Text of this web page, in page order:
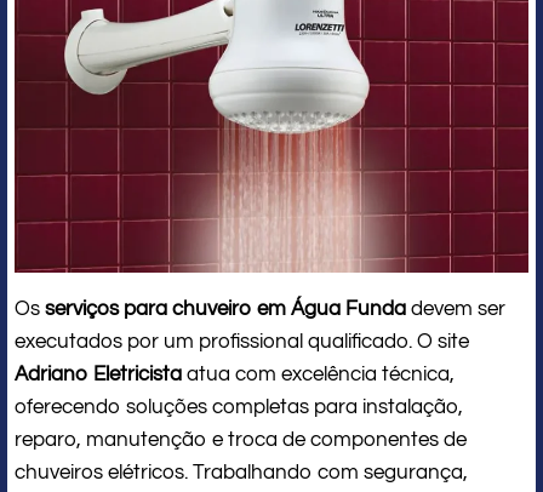
Os serviços para chuveiro em Água Funda devem ser
executados por um profissional qualificado. O site
Adriano Eletricista atua com excelência técnica,
oferecendo soluções completas para instalação,
reparo, manutenção e troca de componentes de
chuveiros elétricos. Trabalhando com segurança,